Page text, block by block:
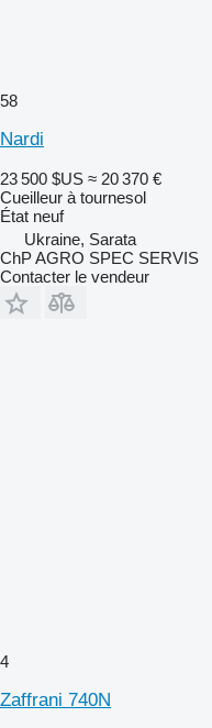
58
Nardi
23 500 $US ≈ 20 370 €
Cueilleur à tournesol
État neuf
Ukraine, Sarata
ChP AGRO SPEC SERVIS
Contacter le vendeur
4
Zaffrani 740N